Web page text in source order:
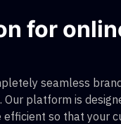
for
seamless
Our platform is
efficient so that your